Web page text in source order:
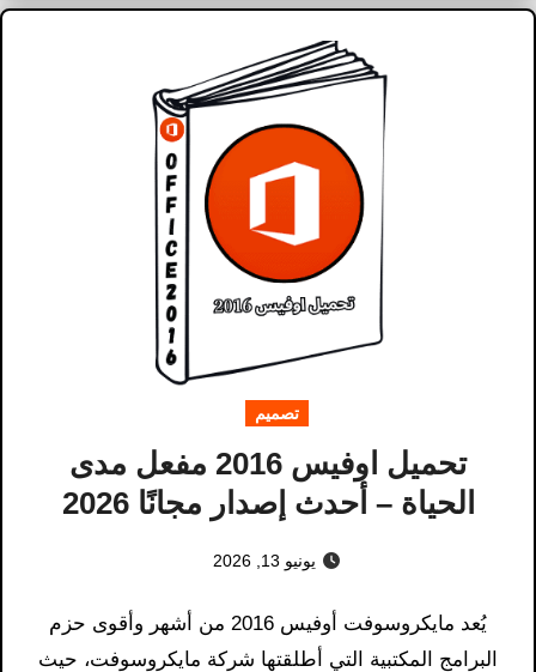
تصميم
تحميل اوفيس 2016 مفعل مدى
الحياة – أحدث إصدار مجانًا 2026
يونيو 13, 2026
يُعد مايكروسوفت أوفيس 2016 من أشهر وأقوى حزم
البرامج المكتبية التي أطلقتها شركة مايكروسوفت، حيث